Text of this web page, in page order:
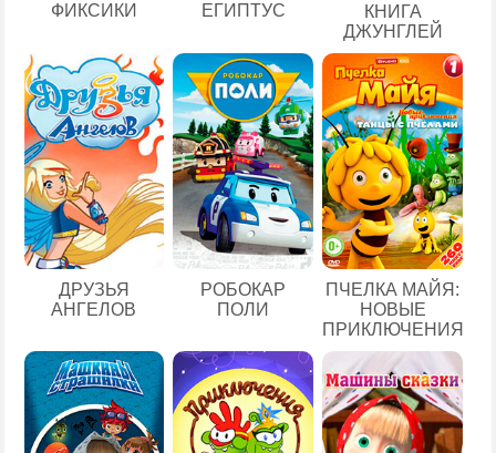
ФИКСИКИ ЕГИПТУС
КНИГА
ДЖУНГЛЕЙ
ДРУЗЬЯ
АНГЕЛОВ
РОБОКАР
ПОЛИ
ПЧЕЛКА МАЙЯ:
НОВЫЕ
ПРИКЛЮЧЕНИЯ